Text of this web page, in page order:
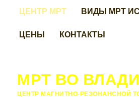
ЦЕНТР МРТ
ВИДЫ МРТ
ЦЕНЫ
КОНТАКТЫ
МРТ ВО
ЦЕНТР МАГНИТНО-РЕЗОНАНСНОЙ